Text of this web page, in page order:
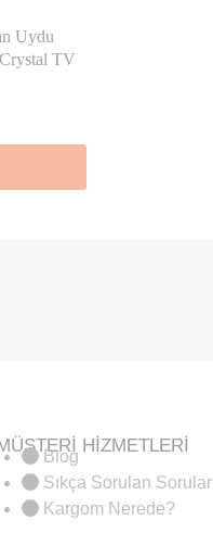
Uydu
TV
HİZMETLERİ
Blog
Sıkça Sorulan Sorular
Kargom Nerede?